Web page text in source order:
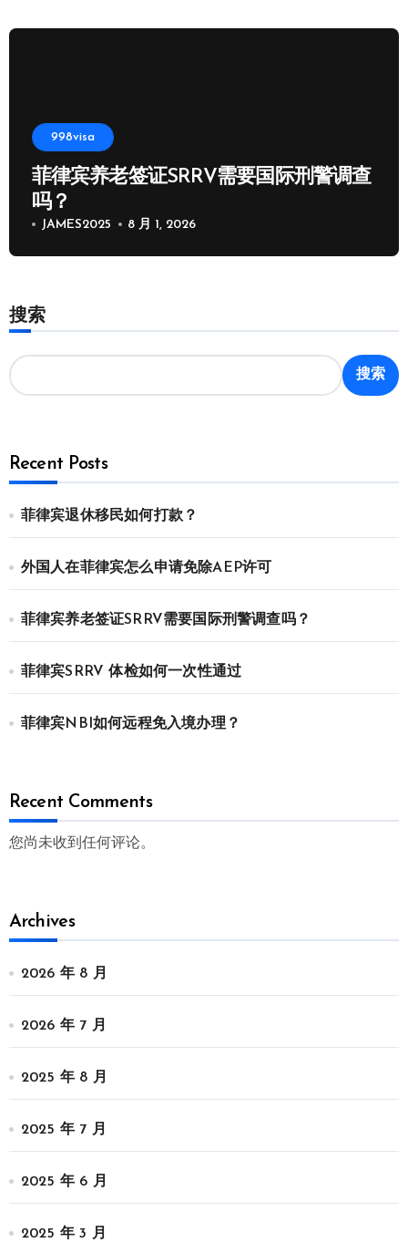
998visa
菲律宾养老签证SRRV需要国际刑警调查
吗？
JAMES2025 8 月 1, 2026
搜索
搜索
Recent Posts
菲律宾退休移民如何打款？
外国人在菲律宾怎么申请免除AEP许可
菲律宾养老签证SRRV需要国际刑警调查吗？
菲律宾SRRV 体检如何一次性通过
菲律宾NBI如何远程免入境办理？
Recent Comments
您尚未收到任何评论。
Archives
2026 年 8 月
2026 年 7 月
2025 年 8 月
2025 年 7 月
2025 年 6 月
2025 年 3 月